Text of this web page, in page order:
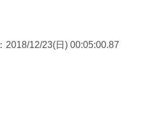
：2018/12/23(日) 00:05:00.87